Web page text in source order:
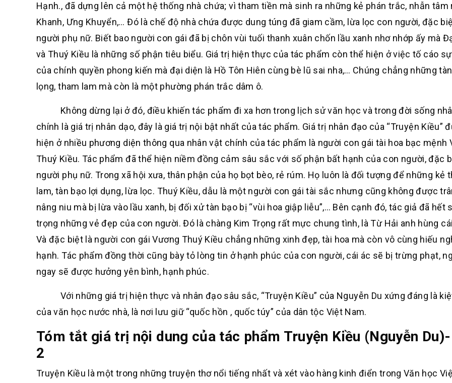
Hạnh., đã dựng lên cả một hệ thống nhà chứa; vì tham tiền mà sinh ra những kẻ phán trắc, nhẫn tâm
Khanh, Ưng Khuyển,… Đó là chế độ nhà chứa được dung túng đã giam cầm, lừa lọc con người, đặc
người phụ nữ. Biết bao người con gái đã bị chôn vùi tuối thanh xuân chốn lầu xanh nhơ nhớp ấy mà
và Thuý Kiều là những số phận tiêu biểu. Giá trị hiện thực của tác phẩm còn thể hiện ở việc tố cáo
của chính quyền phong kiến mà đại diện là Hồ Tôn Hiên cùng bè lũ sai nha,… Chúng chẳng những
lọng, tham lam mà còn là một phường phán trắc dâm ô.
Không dừng lại ở đó, điều khiến tác phẩm đi xa hơn trong lịch sử văn học và trong đời sống
chính là giá trị nhân dạo, đây là giá trị nội bật nhất của tác phẩm. Giá trị nhân đạo của “Truyện Kiều”
hiện ở nhiều phương diện thông qua nhân vật chính của tác phẩm là người con gái tài hoa bạc mệnh
Thuý Kiều. Tác phẩm đã thể hiện niềm đồng cảm sâu sắc với số phận bất hạnh của con người, đặc
người phụ nữ. Trong xã hội xưa, thân phận của họ bọt bèo, rẻ rúm. Họ luôn là đối tượng để những kẻ
lam, tàn bạo lợi dụng, lừa lọc. Thuý Kiều, dẫu là một người con gái tài sắc nhưng cũng không được
nâng niu mà bị lừa vào lầu xanh, bị đối xử tàn bạo bị “vùi hoa giập liễu”,… Bên cạnh đó, tác giả đã hết
trọng những vẻ đẹp của con người. Đó là chàng Kim Trọng rất mực chung tình, là Từ Hải anh hùng
Và đặc biệt là người con gái Vương Thuý Kiều chẳng những xinh đẹp, tài hoa mà còn vô cùng hiếu
hạnh. Tác phẩm đồng thời cũng bày tỏ lòng tin ở hạnh phúc của con người, cái ác sẽ bị trừng phạt,
ngay sẽ được hưởng yên bình, hạnh phúc.
Với những giá trị hiện thực và nhân đạo sâu sắc, “Truyện Kiều” của Nguyễn Du xứng đáng là
của văn học nước nhà, là nơi lưu giữ “quốc hồn , quốc túy” của dân tộc Việt Nam.
Tóm tắt giá trị nội dung của tác phẩm Truyện Kiều (Nguyễn
2
Truyện Kiều là một trong những truyện thơ nổi tiếng nhất và xét vào hàng kinh điển trong Văn học